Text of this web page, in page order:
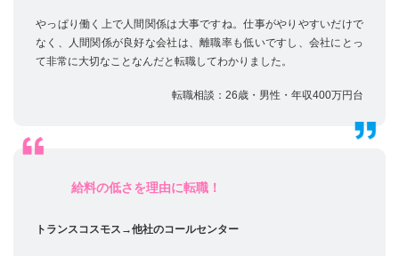
やっぱり働く上で人間関係は大事ですね。仕事がやりやすいだけで
なく、人間関係が良好な会社は、離職率も低いですし、会社にとっ
て非常に大切なことなんだと転職してわかりました。
転職相談：26歳・男性・年収400万円台
給料の低さを理由に転職！
トランスコスモス→他社のコールセンター